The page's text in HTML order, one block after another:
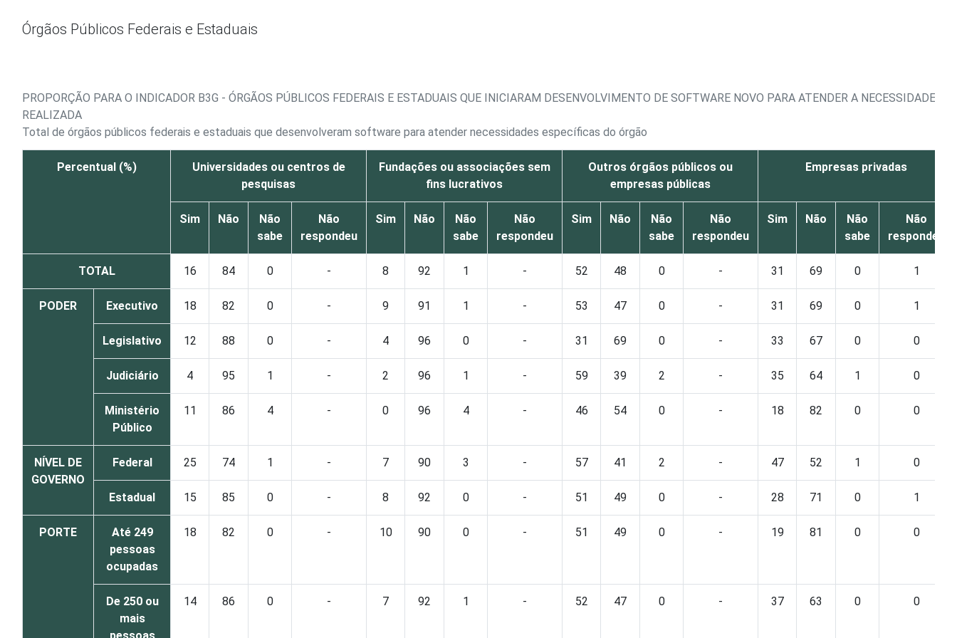
Órgãos Públicos Federais e Estaduais
PROPORÇÃO PARA O INDICADOR B3G - ÓRGÃOS PÚBLICOS FEDERAIS E ESTADUAIS QUE INICIARAM DESENVOLVIMENTO DE SOFTWARE NOVO PARA ATENDER A NECESSIDADES
REALIZADA
Total de órgãos públicos federais e estaduais que desenvolveram software para atender necessidades específicas do órgão
Percentual (%)
Universidades ou centros de
pesquisas
Fundações ou associações sem
fins lucrativos
Outros órgãos públicos ou
empresas públicas
Empresas privadas
Sim Não
Não
sabe
Não
respondeu
Sim Não
Não
sabe
Não
respondeu
Sim Não
Não
sabe
Não
respondeu
Sim Não
Não
sabe
Não
respondeu
TOTAL 16 84 0 - 8 92 1 - 52 48 0 - 31 69 0 1
PODER Executivo 18 82 0 - 9 91 1 - 53 47 0 - 31 69 0 1
Legislativo 12 88 0 - 4 96 0 - 31 69 0 - 33 67 0 0
Judiciário 4 95 1 - 2 96 1 - 59 39 2 - 35 64 1 0
Ministério
Público
11 86 4 - 0 96 4 - 46 54 0 - 18 82 0 0
NÍVEL DE
GOVERNO
Federal 25 74 1 - 7 90 3 - 57 41 2 - 47 52 1 0
Estadual 15 85 0 - 8 92 0 - 51 49 0 - 28 71 0 1
PORTE
Até 249
pessoas
ocupadas
18 82 0 - 10 90 0 - 51 49 0 - 19 81 0 0
De 250 ou
mais
14 86 0 - 7 92 1 - 52 47 0 - 37 63 0 0